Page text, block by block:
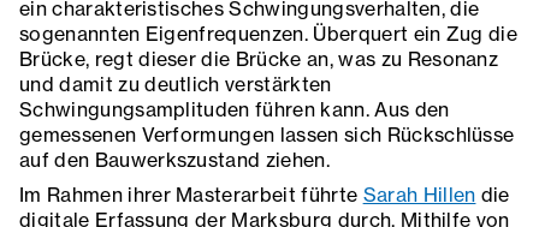
ein charakteristisches Schwingungsverhalten, die
sogenannten Eigenfrequenzen. Überquert ein Zug die
Brücke, regt dieser die Brücke an, was zu Resonanz
und damit zu deutlich verstärkten
Schwingungsamplituden führen kann. Aus den
gemessenen Verformungen lassen sich Rückschlüsse
auf den Bauwerkszustand ziehen.
Im Rahmen ihrer Masterarbeit führte Sarah Hillen die
digitale Erfassung der Marksburg durch. Mithilfe von